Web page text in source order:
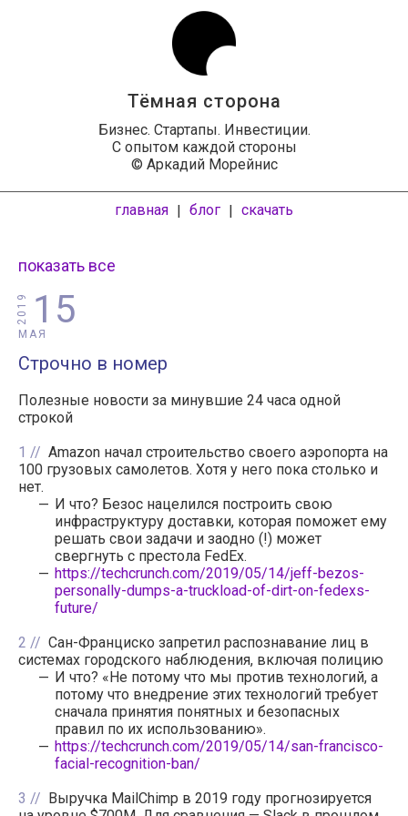
Тёмная сторона
Бизнес. Стартапы. Инвестиции.
С опытом каждой стороны
© Аркадий Морейнис
главная | блог | скачать
показать все
15
МАЯ
2019
Строчно в номер
Полезные новости за минувшие 24 часа одной
строкой
1
Amazon начал строительство своего аэропорта на
100 грузовых самолетов. Хотя у него пока столько и
нет.
И что? Безос нацелился построить свою
инфраструктуру доставки, которая поможет ему
решать свои задачи и заодно (!) может
свергнуть с престола FedEx.
https://techcrunch.com/2019/05/14/jeff-bezos-
personally-dumps-a-truckload-of-dirt-on-fedexs-
future/
2
Сан-Франциско запретил распознавание лиц в
системах городского наблюдения, включая полицию
И что? «Не потому что мы против технологий, а
потому что внедрение этих технологий требует
сначала принятия понятных и безопасных
правил по их использованию».
https://techcrunch.com/2019/05/14/san-francisco-
facial-recognition-ban/
3
Выручка MailChimp в 2019 году прогнозируется